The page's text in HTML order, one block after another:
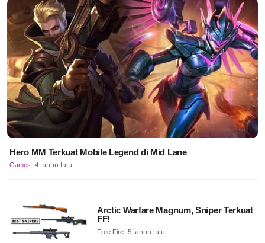
Hero MM Terkuat Mobile Legend di Mid Lane
Games 4 tahun lalu
Arctic Warfare Magnum, Sniper Terkuat
FF!
Free Fire 5 tahun lalu